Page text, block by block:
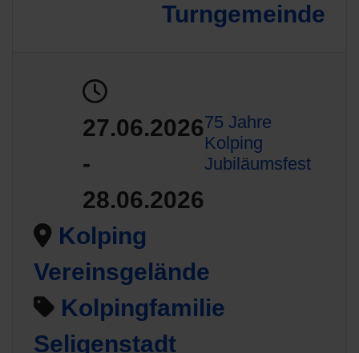
Turngemeinde
27.06.2026
-
28.06.2026
75 Jahre
Kolping
Jubiläumsfest
Kolping
Vereinsgelände
Kolpingfamilie
Seligenstadt